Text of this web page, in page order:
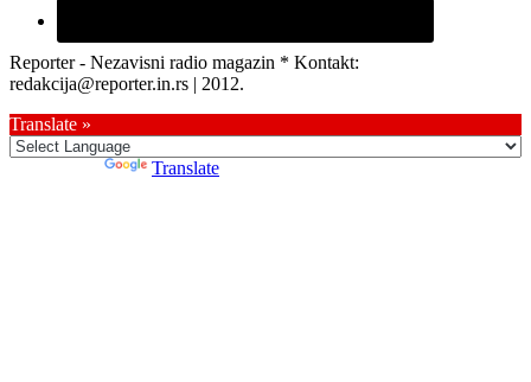
Reporter - Nezavisni radio magazin * Kontakt:
redakcija@reporter.in.rs | 2012.
Translate »
Translate